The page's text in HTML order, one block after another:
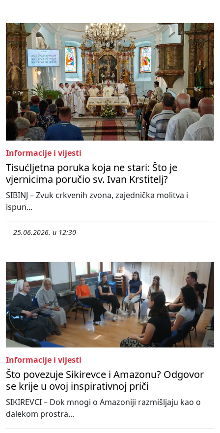
Informacije i vijesti
Tisućljetna poruka koja ne stari: Što je
vjernicima poručio sv. Ivan Krstitelj?
SIBINJ – Zvuk crkvenih zvona, zajednička molitva i
ispun...
25.06.2026. u 12:30
Informacije i vijesti
Što povezuje Sikirevce i Amazonu? Odgovor
se krije u ovoj inspirativnoj priči
SIKIREVCI – Dok mnogi o Amazoniji razmišljaju kao o
dalekom prostra...